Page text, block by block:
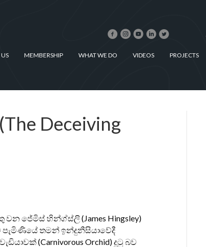
MEMBERSHIP WHAT WE DO VIDEOS PROJECTS
Deceiving
ජේමිස් හින්ග්ස්ලි (James Hingsley)
තමන් ඉන්දුනීසියාවේදී
(Carnivorous Orchid) දුටු බව